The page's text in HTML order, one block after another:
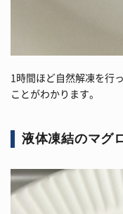
1時間ほど自然解凍を行
ことがわかります。
液体凍結のマグ